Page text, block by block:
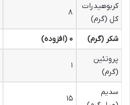
کربوهیدرات
کل (گرم)
۸
شکر (گرم) ۰ (افزوده)
پروتئین
(گرم)
۱
سدیم
۱۵